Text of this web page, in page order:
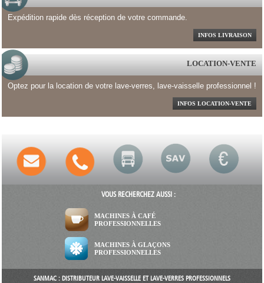
Expédition rapide dès réception de votre commande.
INFOS LIVRAISON
LOCATION-VENTE
Optez pour la location de votre lave-verres, lave-vaisselle professionnel !
INFOS LOCATION-VENTE
VOUS RECHERCHEZ AUSSI :
MACHINES À CAFÉ
PROFESSIONNELLES
MACHINES À GLAÇONS
PROFESSIONNELLES
SANMAC : DISTRIBUTEUR LAVE-VAISSELLE ET LAVE-VERRES PROFESSIONNELS